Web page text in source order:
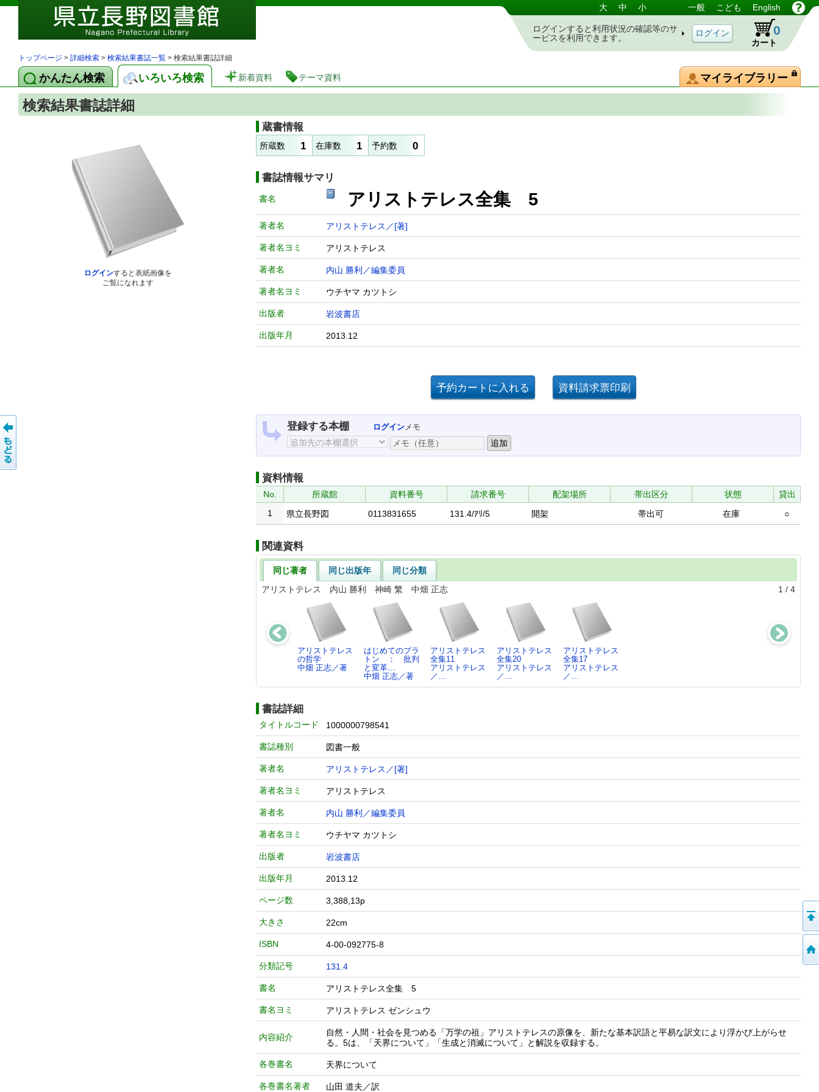
図書館 蔵書検索・予約システム 大 中 小 一般 こども English
ログインすると利用状況の確認等のサ
ービスを利用できます。
カート
0
トップページ > 詳細検索 > 検索結果書誌一覧 > 検索結果書誌詳細
かんたん検索 いろいろ検索 新着資料 テーマ資料 マイライブラリー
検索結果書誌詳細
ログインすると表紙画像を
ご覧になれます
蔵書情報
所蔵数 1 在庫数 1 予約数 0
書誌情報サマリ
書名 アリストテレス全集 5
著者名 アリストテレス／[著]
著者名ヨミ アリストテレス
著者名 内山 勝利／編集委員
著者名ヨミ ウチヤマ カツトシ
出版者 岩波書店
出版年月 2013.12
登録する本棚 ログインメモ
資料情報
No. 所蔵館 資料番号 請求番号 配架場所 帯出区分 状態
貸出
1
県立長野図 0113831655 131.4/ｱﾘ/5 開架 帯出可 在庫 ○
関連資料
同じ著者 同じ出版年
同じ分類
アリストテレス 内山 勝利 神崎 繁 中畑 正志
1 / 4
アリストテレス
の哲学
中畑 正志／著
はじめてのプラ
トン ： 批判
と変革…
中畑 正志／著
アリストテレス
全集11
アリストテレス
／…
アリストテレス
全集20
アリストテレス
／…
アリストテレス
全集17
アリストテレス
／…
書誌詳細
タイトルコード 1000000798541
書誌種別 図書一般
著者名 アリストテレス／[著]
著者名ヨミ アリストテレス
著者名 内山 勝利／編集委員
著者名ヨミ ウチヤマ カツトシ
出版者 岩波書店
出版年月 2013.12
ページ数 3,388,13p
大きさ 22cm
ISBN 4-00-092775-8
分類記号 131.4
書名 アリストテレス全集 5
書名ヨミ アリストテレス ゼンシュウ
内容紹介
自然・人間・社会を見つめる「万学の祖」アリストテレスの原像を、新たな基本訳語と平易な訳文により浮かび上がらせ
る。5は、「天界について」「生成と消滅について」と解説を収録する。
各巻書名 天界について
各巻書名著者 山田 道夫／訳